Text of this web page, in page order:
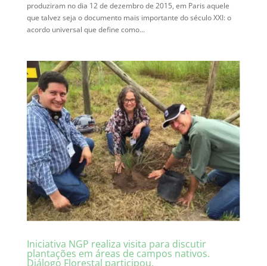
produziram no dia 12 de dezembro de 2015, em Paris aquele
que talvez seja o documento mais importante do século XXI: o
acordo universal que define como...
Iniciativa NGP realiza visita para discutir
plantações em áreas de campos nativos.
Diálogo Florestal participou.